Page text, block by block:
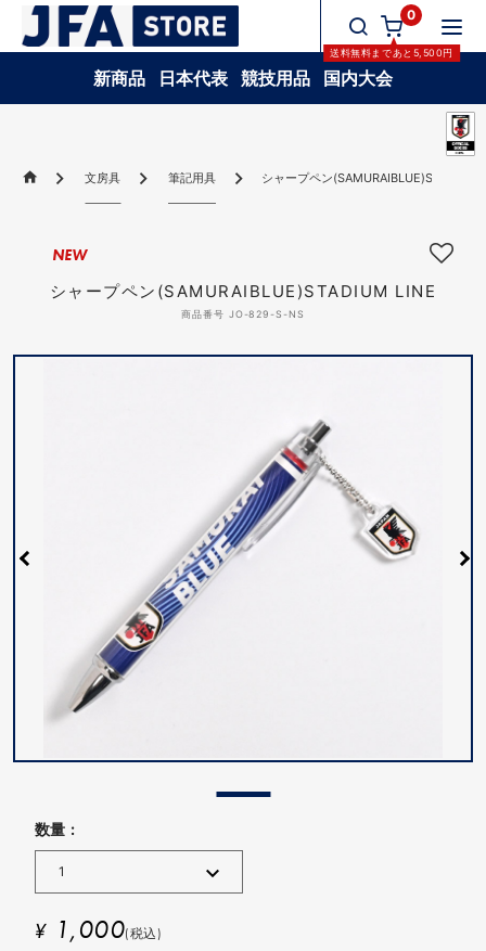
0
送料無料まであと 5,500円
新商品 日本代表 競技用品 国内大会
文房具 筆記用具 シャープペン(SAMURAIBLUE)STADIUM
シャープペン(SAMURAIBLUE)STADIUM LINE
商品番号 JO-829-S-NS
NEW
数量 :
¥ 1,000(税込)